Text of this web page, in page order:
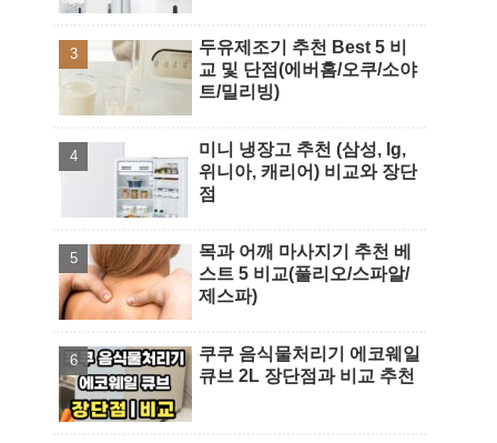
두유제조기 추천 Best 5 비
교 및 단점(에버홈/오쿠/소야
트/밀리빙)
미니 냉장고 추천 (삼성, lg,
위니아, 캐리어) 비교와 장단
점
목과 어깨 마사지기 추천 베
스트 5 비교(풀리오/스파알/
제스파)
쿠쿠 음식물처리기 에코웨일
큐브 2L 장단점과 비교 추천